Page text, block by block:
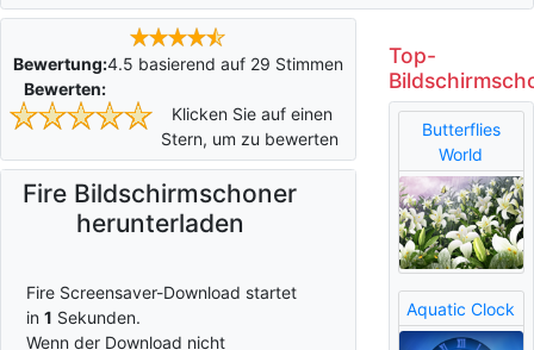
Bewertung:4.5 basierend auf 29 Stimmen
Bewerten:
Klicken Sie auf einen
Stern, um zu bewerten
Fire Bildschirmschoner
herunterladen
Fire Screensaver-Download startet
in 0 Sekunden.
Wenn der Download nicht
Top-
Butterflies
World
Aquatic Clock